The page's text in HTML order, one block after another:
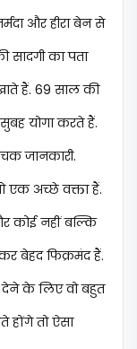
और हीरा बेन से
सादगी का पता
हैं. 69 साल की
योगा करते हैं.
जानकारी.
एक अच्छे वक्ता हैं.
कोई नहीं बल्कि
बेहद फिक्रमंद हैं.
के लिए वो बहुत
होंगे तो ऐसा